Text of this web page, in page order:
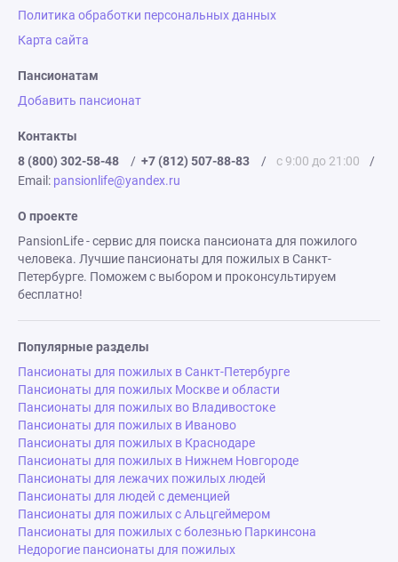
Политика обработки персональных данных
Карта сайта
Пансионатам
Добавить пансионат
Контакты
8 (800) 302-58-48
/ +7 (812) 507-88-83 / с 9:00 до 21:00
/
Email: pansionlife@yandex.ru
О проекте
PansionLife - сервис для поиска пансионата для пожилого
человека. Лучшие пансионаты для пожилых в Санкт-
Петербурге. Поможем с выбором и проконсультируем
бесплатно!
Популярные разделы
Пансионаты для пожилых в Санкт-Петербурге
Пансионаты для пожилых Москве и области
Пансионаты для пожилых во Владивостоке
Пансионаты для пожилых в Иваново
Пансионаты для пожилых в Краснодаре
Пансионаты для пожилых в Нижнем Новгороде
Пансионаты для лежачих пожилых людей
Пансионаты для людей с деменцией
Пансионаты для пожилых с Альцгеймером
Пансионаты для пожилых с болезнью Паркинсона
Недорогие пансионаты для пожилых